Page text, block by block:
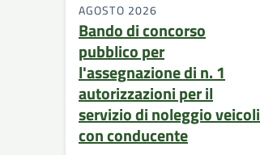
AGOSTO 2026
Bando di concorso
pubblico per
l'assegnazione di n. 1
autorizzazioni per il
servizio di noleggio veicoli
con conducente